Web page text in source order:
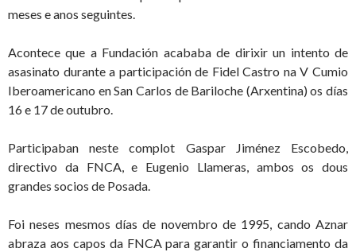
meses e anos seguintes.
Acontece que a Fundación acababa de dirixir un intento de
asasinato durante a participación de Fidel Castro na V Cumio
Iberoamericano en San Carlos de Bariloche (Arxentina) os días
16 e 17 de outubro.
Participaban neste complot Gaspar Jiménez Escobedo,
directivo da FNCA, e Eugenio Llameras, ambos os dous
grandes socios de Posada.
Foi neses mesmos días de novembro de 1995, cando Aznar
abraza aos capos da FNCA para garantir o financiamento da